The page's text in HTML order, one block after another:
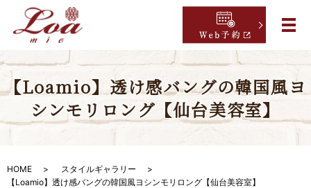
【Loamio】透け感バングの韓国風ヨ
シンモリロング【仙台美容室】
HOME
スタイルギャラリー
【Loamio】透け感バングの韓国風ヨシンモリロング【仙台美容室】